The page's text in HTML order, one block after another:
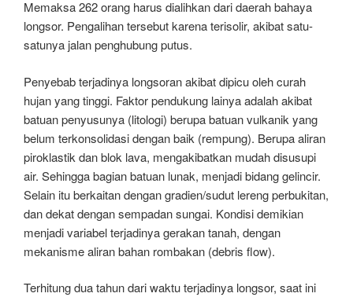
Memaksa 262 orang harus dialihkan dari daerah bahaya
longsor. Pengalihan tersebut karena terisolir, akibat satu-
satunya jalan penghubung putus.
Penyebab terjadinya longsoran akibat dipicu oleh curah
hujan yang tinggi. Faktor pendukung lainya adalah akibat
batuan penyusunya (litologi) berupa batuan vulkanik yang
belum terkonsolidasi dengan baik (rempung). Berupa aliran
piroklastik dan blok lava, mengakibatkan mudah disusupi
air. Sehingga bagian batuan lunak, menjadi bidang gelincir.
Selain itu berkaitan dengan gradien/sudut lereng perbukitan,
dan dekat dengan sempadan sungai. Kondisi demikian
menjadi variabel terjadinya gerakan tanah, dengan
mekanisme aliran bahan rombakan (debris flow).
Terhitung dua tahun dari waktu terjadinya longsor, saat ini